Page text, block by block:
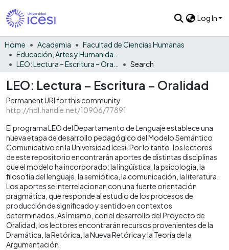
Log In
Home Academia
Facultad de Ciencias Humanas
Search
LEO: Lectura – Escritura – Oralidad
Permanent URI for this community
http://hdl.handle.net/10906/77891
El programa LEO del Departamento de Lenguaje establece una
nueva etapa de desarrollo pedagógico del Modelo Semántico
Comunicativo en la Universidad Icesi. Por lo tanto, los lectores
de este repositorio encontrarán aportes de distintas disciplinas
que el modelo ha incorporado: la lingüística, la psicología, la
filosofía del lenguaje, la semiótica, la comunicación, la literatura.
Los aportes se interrelacionan con una fuerte orientación
pragmática, que responde al estudio de los procesos de
producción de significado y sentido en contextos
determinados. Así mismo, con el desarrollo del Proyecto de
Oralidad, los lectores encontrarán recursos provenientes de la
Dramática, la Retórica, la Nueva Retórica y la Teoría de la
Argumentación.